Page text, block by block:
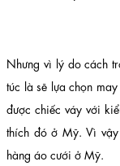
Nhưng vì lý do cách
túc là sẽ lựa chọn
được chiếc váy với
thích đó ở Mỹ. Vì
hàng áo cưới ở Mỹ.